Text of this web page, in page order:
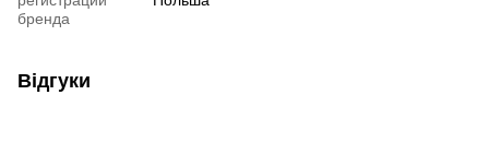
бренда
Відгуки